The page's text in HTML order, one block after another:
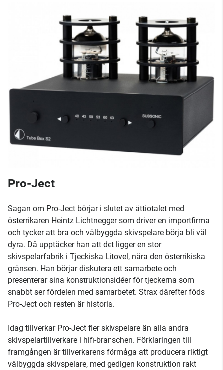
Pro-Ject
Sagan om Pro-Ject börjar i slutet av åttiotalet med
österrikaren Heintz Lichtnegger som driver en importfirma
och tycker att bra och välbyggda skivspelare börja bli väl
dyra. Då upptäcker han att det ligger en stor
skivspelarfabrik i Tjeckiska Litovel, nära den österrikiska
gränsen. Han börjar diskutera ett samarbete och
presenterar sina konstruktionsidéer för tjeckerna som
snabbt ser fördelen med samarbetet. Strax därefter föds
Pro-Ject och resten är historia.
Idag tillverkar Pro-Ject fler skivspelare än alla andra
skivspelartillverkare i hifi-branschen. Förklaringen till
framgången är tillverkarens förmåga att producera riktigt
välbyggda skivspelare, med gedigen konstruktion rakt